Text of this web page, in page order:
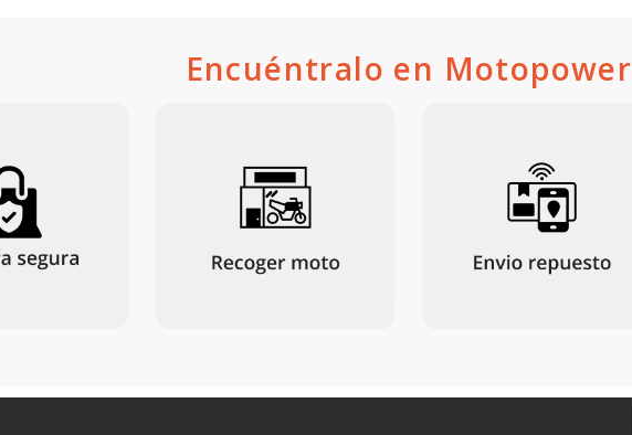
Encuéntralo en Motopower